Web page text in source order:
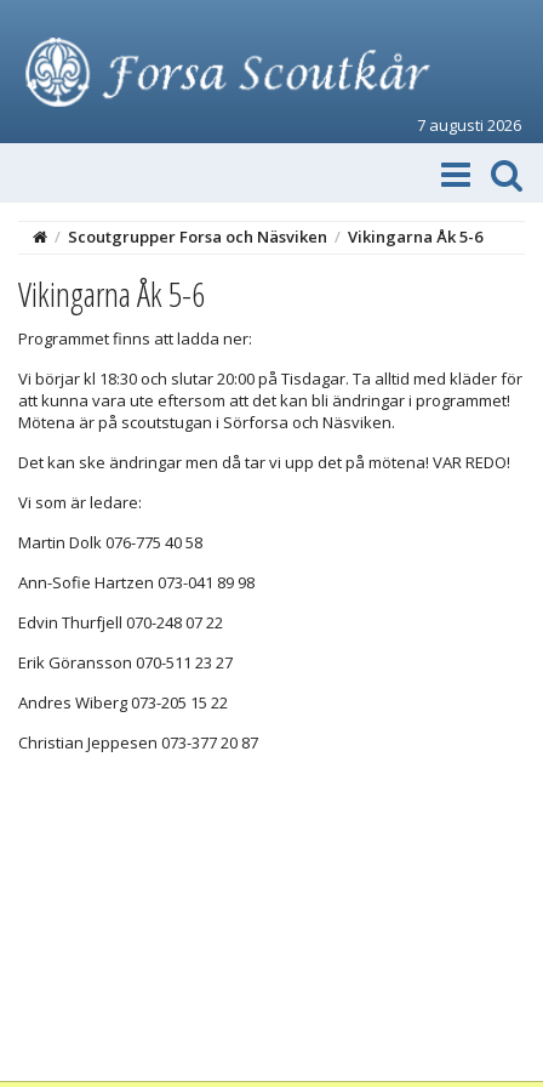
7 augusti 2026
/ Scoutgrupper Forsa och Näsviken / Vikingarna Åk 5-6
Vikingarna Åk 5-6
Programmet finns att ladda ner:
Vi börjar kl 18:30 och slutar 20:00 på Tisdagar. Ta alltid med kläder för
att kunna vara ute eftersom att det kan bli ändringar i programmet!
Mötena är på scoutstugan i Sörforsa och Näsviken.
Det kan ske ändringar men då tar vi upp det på mötena! VAR REDO!
Vi som är ledare:
Martin Dolk 076-775 40 58
Ann-Sofie Hartzen 073-041 89 98
Edvin Thurfjell 070-248 07 22
Erik Göransson 070-511 23 27
Andres Wiberg 073-205 15 22
Christian Jeppesen 073-377 20 87